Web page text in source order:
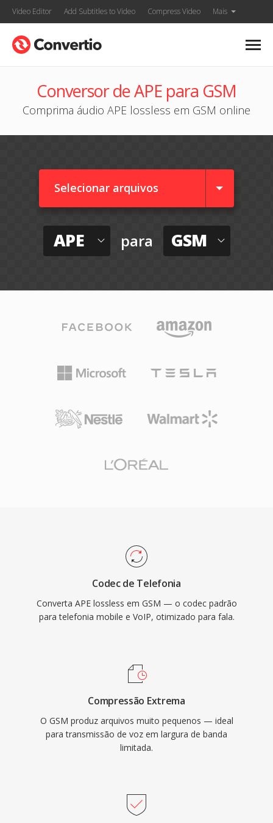
Video Editor Add Subtitles to Video Compress Video Mais
Conversor de APE para GSM
Comprima áudio APE lossless em GSM online
Selecionar arquivos
APE para GSM
Codec de Telefonia
Converta APE lossless em GSM — o codec padrão
para telefonia mobile e VoIP, otimizado para fala.
Compressão Extrema
O GSM produz arquivos muito pequenos — ideal
para transmissão de voz em largura de banda
limitada.